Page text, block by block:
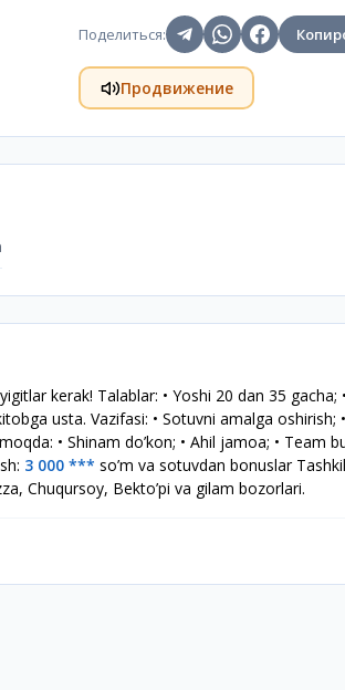
Поделиться:
Продвижение
kerak! Talablar: • Yoshi 20 dan 35 gacha;
usta. Vazifasi: • Sotuvni amalga oshirish;
• Shinam do’kon; • Ahil jamoa; • Team
3 000 *** so’m va sotuvdan bonuslar
Chuqursoy, Bekto’pi va gilam bozorlari.